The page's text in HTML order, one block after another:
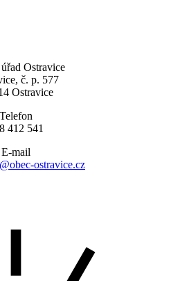
Ostravice
č. p. 577
Ostravice
Telefon
412 541
E-mail
ostravice.cz